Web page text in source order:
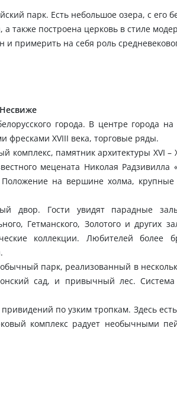
парк. Есть небольшое озера, с его
также построена церковь в стиле
и примерить на себя роль
города. В центре города
фресками XVIII века, торговые ряды.
памятник архитектуры XVI –
мецената Николая Радзивилла
Положение на вершине холма,
двор. Гости увидят парадные
Гетманского, Золотого и других
коллекции. Любителей более
парк, реализованный в
сад, и привычный лес.
по узким тропкам. Здесь
комплекс радует необычными